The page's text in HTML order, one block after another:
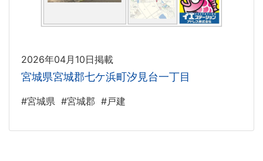
2026年04月10日掲載
宮城県宮城郡七ケ浜町汐見台一丁目
#宮城県 #宮城郡 #戸建